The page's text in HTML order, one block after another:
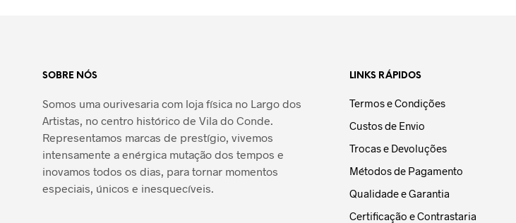
SOBRE NÓS
Somos uma ourivesaria com loja física no Largo dos
Artistas, no centro histórico de Vila do Conde.
Representamos marcas de prestígio, vivemos
intensamente a enérgica mutação dos tempos e
inovamos todos os dias, para tornar momentos
especiais, únicos e inesquecíveis.
LINKS RÁPIDOS
Termos e Condições
Custos de Envio
Trocas e Devoluções
Métodos de Pagamento
Qualidade e Garantia
Certificação e Contrastaria